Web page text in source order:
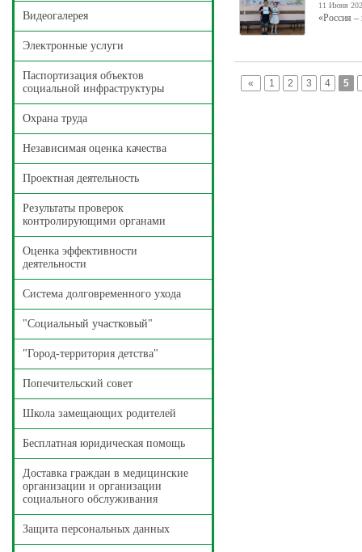
Видеогалерея
Электронные услуги
Паспортизация объектов
социальной инфраструктуры
Охрана труда
Независимая оценка качества
Проектная деятельность
Результаты проверок
контролирующими органами
Оценка эффективности
деятельности
Система долговременного ухода
"Социальный участковый"
"Город-территория детства"
Попечительский совет
Школа замещающих родителей
Бесплатная юридическая помощь
Доставка граждан в медицинские
организации и организации
социального обслуживания
Защита персональных данных
11 Июня
«Россия
« 1 2 3 4 5